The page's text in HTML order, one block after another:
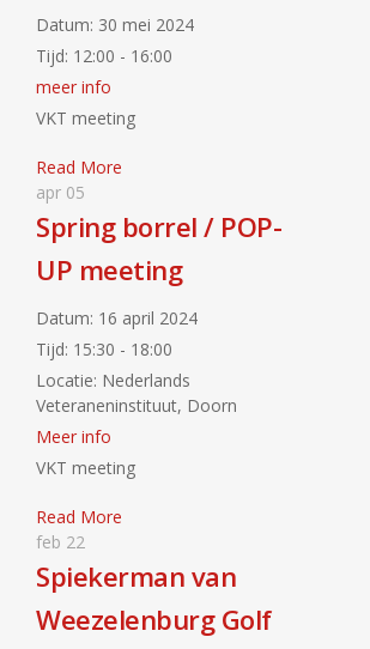
Datum: 30 mei 2024
Tijd: 12:00 - 16:00
meer info
VKT meeting
Read More
apr 05
Spring borrel / POP-
UP meeting
Datum: 16 april 2024
Tijd: 15:30 - 18:00
Locatie: Nederlands
Veteraneninstituut, Doorn
Meer info
VKT meeting
Read More
feb 22
Spiekerman van
Weezelenburg Golf